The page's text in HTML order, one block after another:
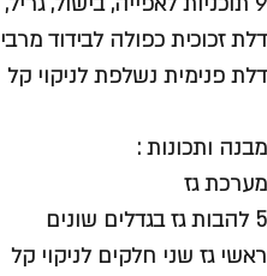
דלת זכוכית כפולה לבידוד מרבי
דלת פנימית נשלפת לניקוי קל
מבנה ותכונות :
מערכת גז
5 להבות גז בגדלים שונים
ראשי גז שני חלקים לניקוי קל